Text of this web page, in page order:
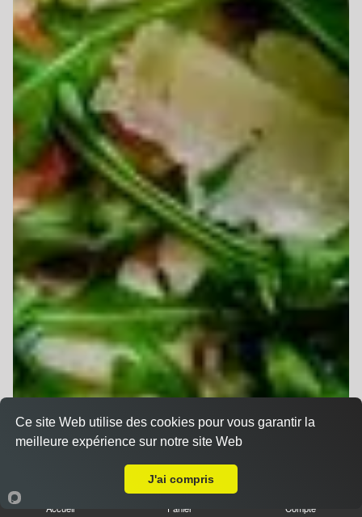
Accueil Panier Compte
Ce site Web utilise des cookies pour vous garantir la
meilleure expérience sur notre site Web
J'ai compris